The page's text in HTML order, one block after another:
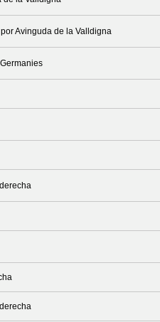
Avinguda de la Valldigna